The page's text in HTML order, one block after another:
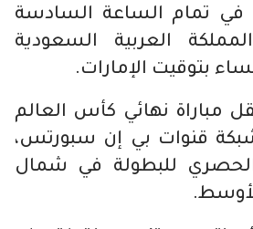
في تمام الساعة السادسة
العربية السعودية
بتوقيت الإمارات.
مباراة نهائي كأس العالم
على شبكة قنوات بي إن سبورتس،
للبطولة في شمال